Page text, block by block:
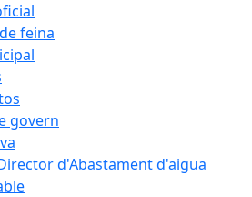
feina
govern
d'Abastament d'aigua